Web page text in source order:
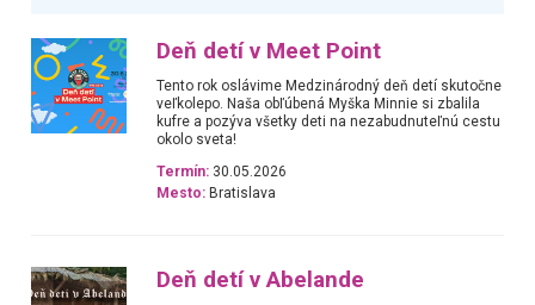
Deň detí v Meet Point
Tento rok oslávime Medzinárodný deň detí skutočne
veľkolepo. Naša obľúbená Myška Minnie si zbalila
kufre a pozýva všetky deti na nezabudnuteľnú cestu
okolo sveta!
Termín: 30.05.2026
Mesto: Bratislava
Deň detí v Abelande